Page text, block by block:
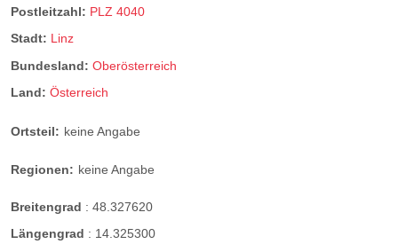
Postleitzahl: PLZ 4040
Stadt: Linz
Bundesland: Oberösterreich
Land: Österreich
Ortsteil: keine Angabe
Regionen: keine Angabe
Breitengrad : 48.327620
Längengrad : 14.325300